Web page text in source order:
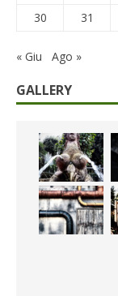
30
31
« Giu Ago »
GALLERY